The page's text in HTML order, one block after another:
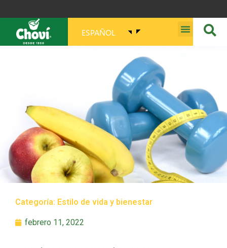
ESPAÑOL
Categoría: Estilo de vida y bienestar
febrero 11, 2022